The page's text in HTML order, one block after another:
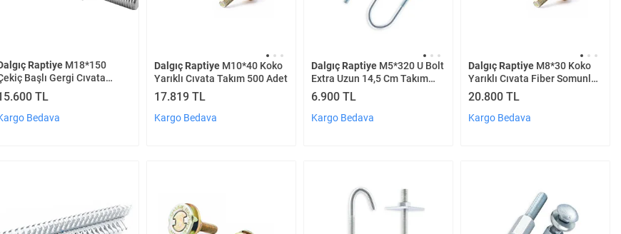
RaptiyeM18*150
Başlı Gergi Cıvata
50 Adet
TL
Bedava
Dalgıç RaptiyeM10*40 Koko
Yarıklı Cıvata Takım 500 Adet
17.819 TL
Kargo Bedava
Dalgıç RaptiyeM5*320 U Bolt
Extra Uzun 14,5 Cm Takım
250 Adet
6.900 TL
Kargo Bedava
Dalgıç RaptiyeM8*30 Koko
Yarıklı Cıvata Fiber Somunlu
Takım 1000 Adet
20.800 TL
Kargo Bedava